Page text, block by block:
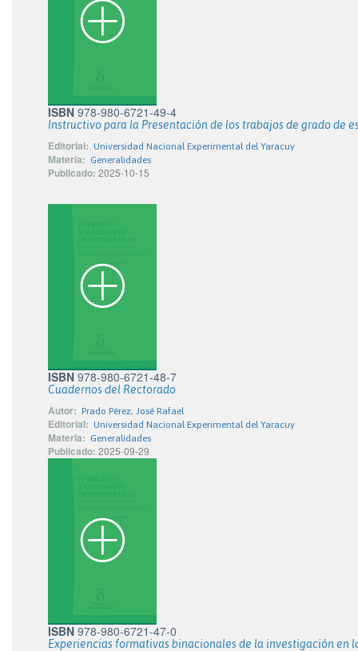
ISBN 978-980-6721-49-4
Instructivo para la Presentación de los trabajos de grado de
Editorial: Universidad Nacional Experimental del Yaracuy
Materia: Generalidades
Publicado: 2025-10-15
ISBN 978-980-6721-48-7
Cuadernos del Rectorado
Autor: Prado Pérez, José Rafael
Editorial: Universidad Nacional Experimental del Yaracuy
Materia: Generalidades
Publicado: 2025-09-29
ISBN 978-980-6721-47-0
Experiencias formativas binacionales de la investigación en